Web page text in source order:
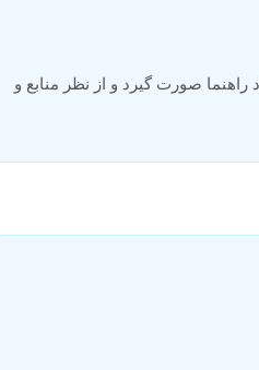
صورت گیرد و از نظر منابع و